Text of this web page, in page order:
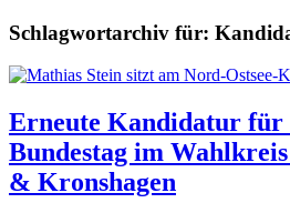
Schlagwortarchiv für:
Erneute Kandidatur für
Bundestag im
& Kronshagen